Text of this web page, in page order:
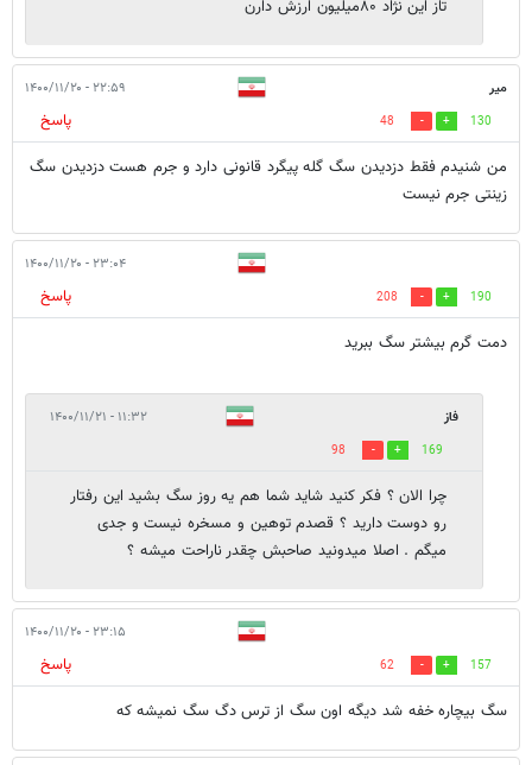
تاز این نژاد ۸۰میلیون ارزش دارن
میر ۲۲:۵۹ - ۱۴۰۰/۱۱/۲۰
130
48
پاسخ
من شنیدم فقط دزدیدن سگ گله پیگرد قانونی دارد و جرم هست دزدیدن سگ
زینتی جرم نیست
۲۳:۰۴ - ۱۴۰۰/۱۱/۲۰
190
208
پاسخ
دمت گرم بیشتر سگ ببرید
فاز ۱۱:۳۲ - ۱۴۰۰/۱۱/۲۱
169
98
چرا الان ؟ فکر کنید شاید شما هم یه روز سگ بشید این رفتار
رو دوست دارید ؟ قصدم توهین و مسخره نیست و جدی
میگم . اصلا میدونید صاحبش چقدر ناراحت میشه ؟
۲۳:۱۵ - ۱۴۰۰/۱۱/۲۰
157
62
پاسخ
سگ بیچاره خفه شد دیگه اون سگ از ترس دگ‌ سگ نمیشه که